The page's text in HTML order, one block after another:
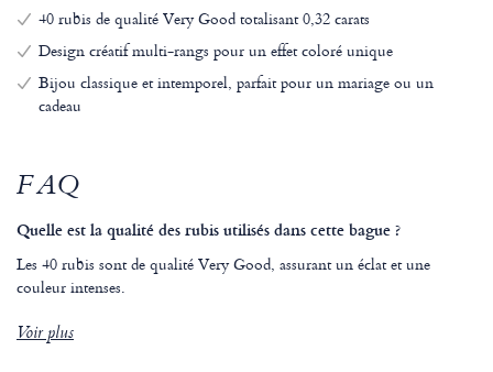
40 rubis de qualité Very Good totalisant 0,32 carats
Design créatif multi-rangs pour un effet coloré unique
Bijou classique et intemporel, parfait pour un mariage ou un
cadeau
FAQ
Quelle est la qualité des rubis utilisés dans cette bague ?
Les 40 rubis sont de qualité Very Good, assurant un éclat et une
couleur intenses.
Voir plus